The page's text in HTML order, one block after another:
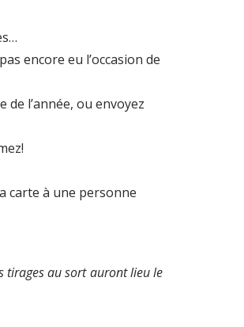
encore eu l’occasion de
l’année, ou envoyez
carte à une personne
tirages au sort auront lieu le